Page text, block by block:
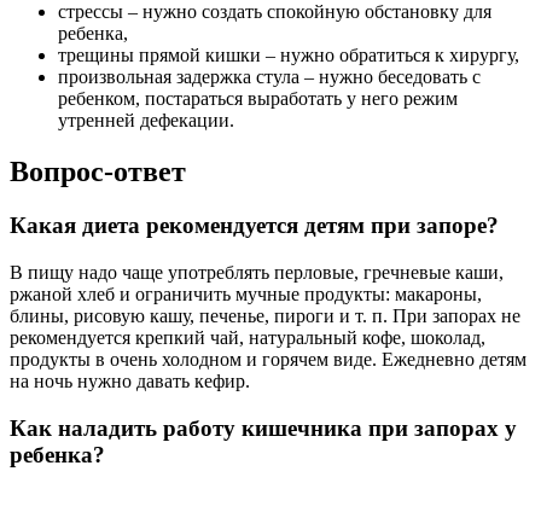
стрессы – нужно создать спокойную обстановку для
ребенка,
трещины прямой кишки – нужно обратиться к хирургу,
произвольная задержка стула – нужно беседовать с
ребенком, постараться выработать у него режим
утренней дефекации.
Вопрос-ответ
Какая диета рекомендуется детям при запоре?
В пищу надо чаще употреблять перловые, гречневые каши,
ржаной хлеб и ограничить мучные продукты: макароны,
блины, рисовую кашу, печенье, пироги и т. п. При запорах не
рекомендуется крепкий чай, натуральный кофе, шоколад,
продукты в очень холодном и горячем виде. Ежедневно детям
на ночь нужно давать кефир.
Как наладить работу кишечника при запорах у
ребенка?